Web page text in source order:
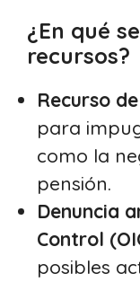
¿En qué
recursos?
Recurso
para
como la
pensión.
Denuncia
Control
posibles